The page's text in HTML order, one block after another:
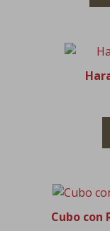
pueden
Cubo con